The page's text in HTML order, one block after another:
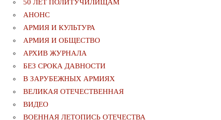
50 ЛЕТ ПОЛИТУЧИЛИЩАМ
АНОНС
АРМИЯ И КУЛЬТУРА
АРМИЯ И ОБЩЕСТВО
АРХИВ ЖУРНАЛА
БЕЗ СРОКА ДАВНОСТИ
В ЗАРУБЕЖНЫХ АРМИЯХ
ВЕЛИКАЯ ОТЕЧЕСТВЕННАЯ
ВИДЕО
ВОЕННАЯ ЛЕТОПИСЬ ОТЕЧЕСТВА